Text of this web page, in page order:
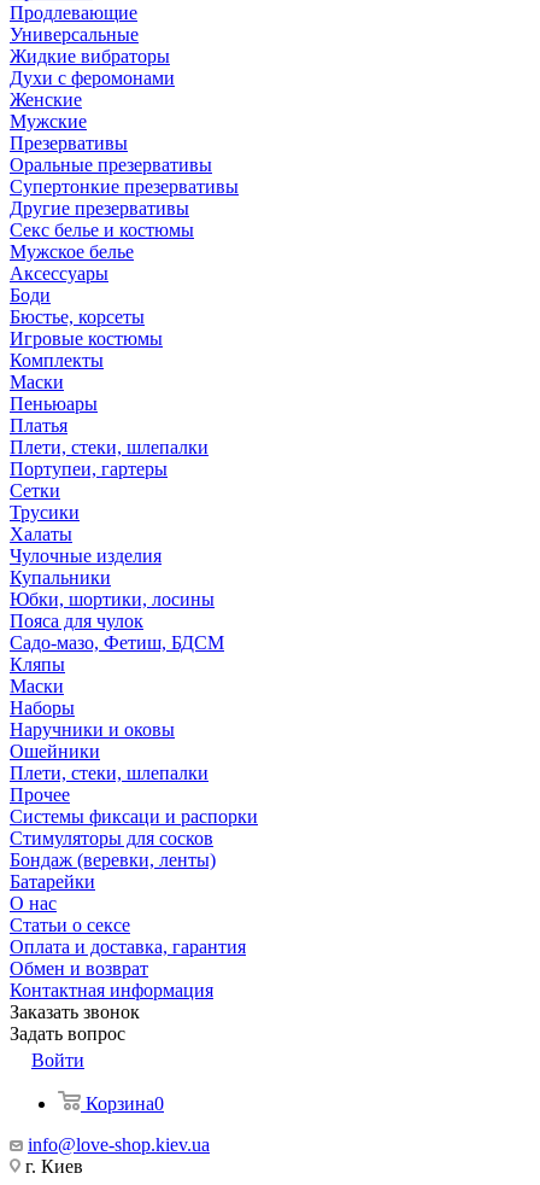
Продлевающие
Универсальные
Жидкие вибраторы
Духи с феромонами
Женские
Мужские
Презервативы
Оральные презервативы
Супертонкие презервативы
Другие презервативы
Секс белье и костюмы
Мужское белье
Аксессуары
Боди
Бюстье, корсеты
Игровые костюмы
Комплекты
Маски
Пеньюары
Платья
Плети, стеки, шлепалки
Портупеи, гартеры
Сетки
Трусики
Халаты
Чулочные изделия
Купальники
Юбки, шортики, лосины
Пояса для чулок
Садо-мазо, Фетиш, БДСМ
Кляпы
Маски
Наборы
Наручники и оковы
Ошейники
Плети, стеки, шлепалки
Прочее
Системы фиксаци и распорки
Стимуляторы для сосков
Бондаж (веревки, ленты)
Батарейки
О нас
Статьи о сексе
Оплата и доставка, гарантия
Обмен и возврат
Контактная информация
Заказать звонок
Задать вопрос
Войти
Корзина0
info@love-shop.kiev.ua
г. Киев